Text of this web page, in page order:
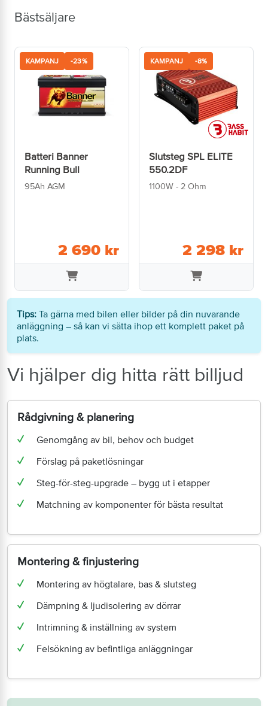
Bästsäljare
KAMPANJ -23%
Batteri Banner
Running Bull
95Ah AGM
2 690 kr
KAMPANJ -8%
Slutsteg SPL ELITE
550.2DF
1100W - 2 Ohm
2 298 kr
Tips: Ta gärna med bilen eller bilder på din nuvarande
anläggning – så kan vi sätta ihop ett komplett paket på
plats.
Vi hjälper dig hitta rätt billjud
Rådgivning & planering
Genomgång av bil, behov och budget
Förslag på paketlösningar
Steg-för-steg-upgrade – bygg ut i etapper
Matchning av komponenter för bästa resultat
Montering & finjustering
Montering av högtalare, bas & slutsteg
Dämpning & ljudisolering av dörrar
Intrimning & inställning av system
Felsökning av befintliga anläggningar